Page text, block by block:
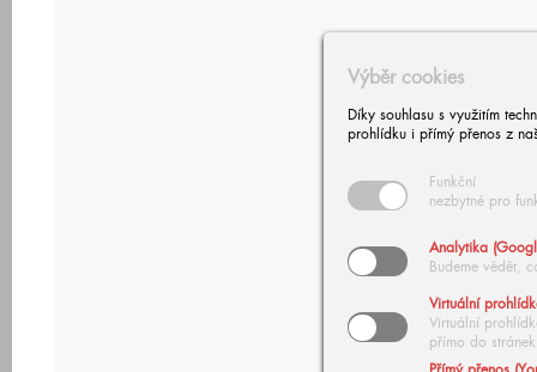
Výběr cookies
Díky souhlasu s využitím
prohlídku i přímý přenos z
Funkční
nezbytné pro
Analytika
Budeme vědět,
Virtuální
Virtuální
přímo do stránek